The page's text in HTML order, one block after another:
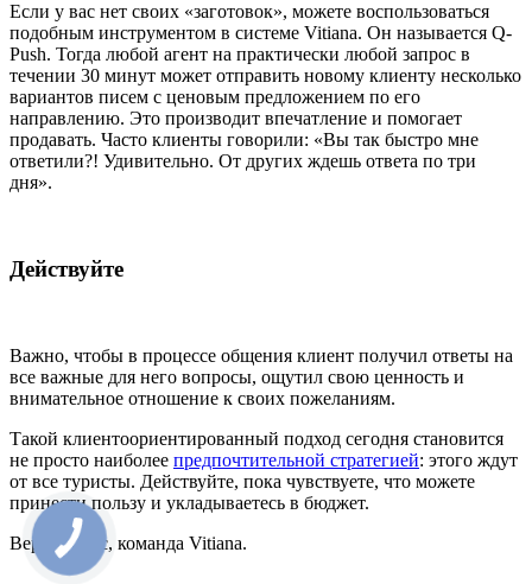
Если у вас нет своих «заготовок», можете воспользоваться
подобным инструментом в системе Vitiana. Он называется Q-
Push. Тогда любой агент на практически любой запрос в
течении 30 минут может отправить новому клиенту несколько
вариантов писем с ценовым предложением по его
направлению. Это производит впечатление и помогает
продавать. Часто клиенты говорили: «Вы так быстро мне
ответили?! Удивительно. От других ждешь ответа по три
дня».
Действуйте
Важно, чтобы в процессе общения клиент получил ответы на
все важные для него вопросы, ощутил свою ценность и
внимательное отношение к своих пожеланиям.
Такой клиентоориентированный подход сегодня становится
не просто наиболее предпочтительной стратегией: этого ждут
от все туристы. Действуйте, пока чувствуете, что можете
принести пользу и укладываетесь в бюджет.
Верим в вас, команда Vitiana.